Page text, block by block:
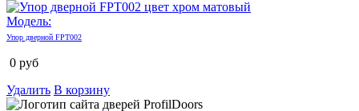
Модель:
Упор дверной FPT002
0 руб
Удалить В корзину